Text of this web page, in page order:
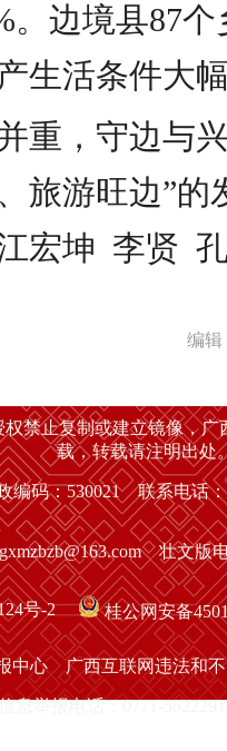
。边境县87
生活条件大
重，守边与
旅游旺边”的
宏坤 李贤
编
禁止复制或建立镜像，
载，转载请注明出处
编码：530021 联系电话：
壮文版
号-2 桂公网安备
中心 广西互联网违法和
息举报电话：0771-